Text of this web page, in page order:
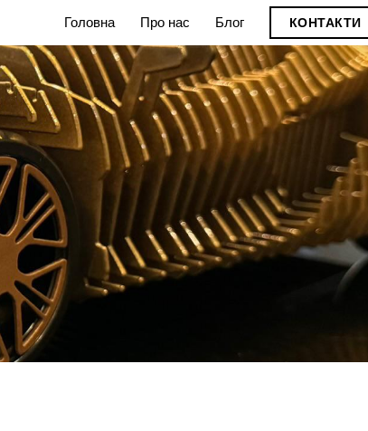
Головна Про нас Блог КОНТАКТИ